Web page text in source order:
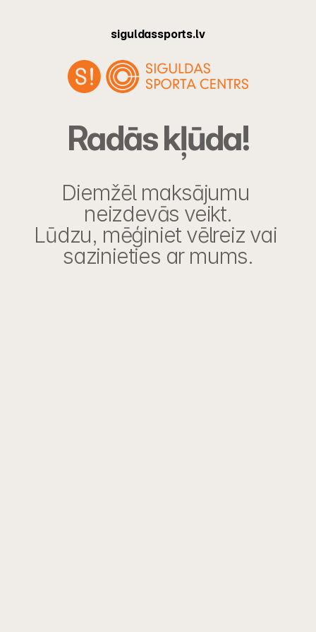
Radās kļūda!
Diemžēl maksājumu
neizdevās veikt.
Lūdzu, mēģiniet vēlreiz vai
sazinieties ar mums.
siguldassports.lv